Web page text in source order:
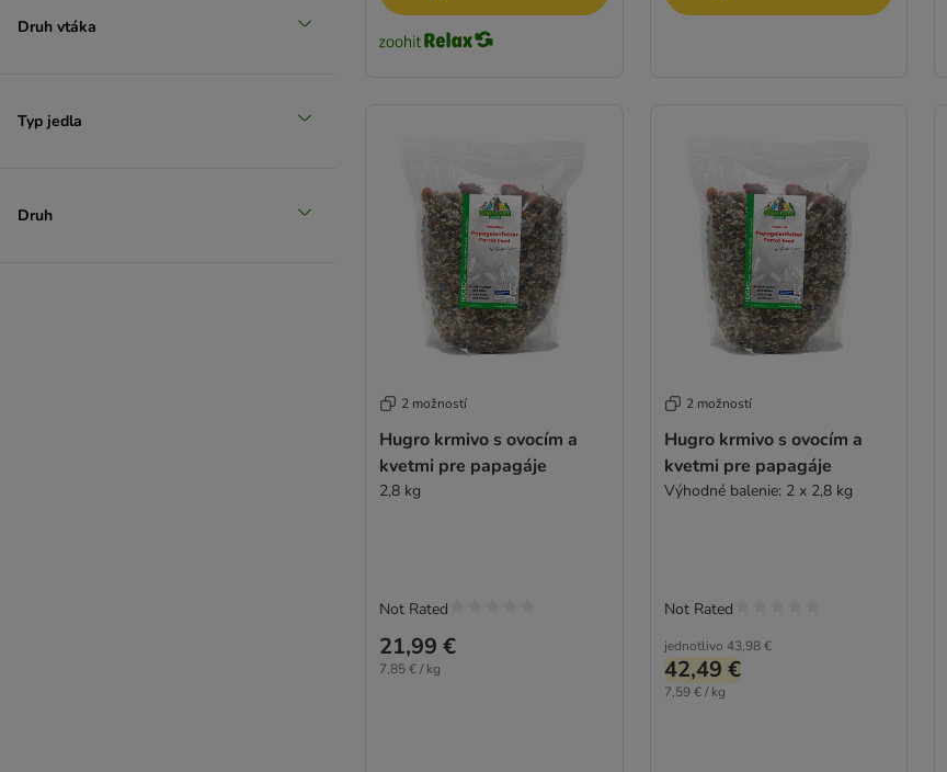
Druh vtáka
Typ jedla
Druh
2 možností
Hugro krmivo s ovocím a
kvetmi pre papagáje
2,8 kg
21,99 €
7,85 € / kg
Not Rated
2 možností
Hugro krmivo s ovocím a
kvetmi pre papagáje
Výhodné balenie: 2 x 2,8 kg
jednotlivo 43,98 €
42,49 €
7,59 € / kg
Not Rated